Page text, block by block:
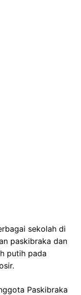
sekolah di
paskibraka dan
putih pada
Paskibraka